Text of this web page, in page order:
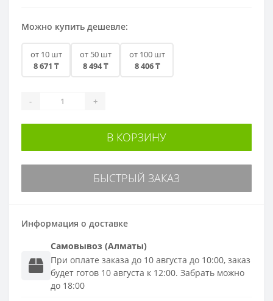
Можно купить дешевле:
от 10 шт
8 671 ₸
от 50 шт
8 494 ₸
от 100 шт
8 406 ₸
- +
В КОРЗИНУ
БЫСТРЫЙ ЗАКАЗ
Информация о доставке
Самовывоз (Алматы)
При оплате заказа до 10 августа до 10:00, заказ
будет готов 10 августа к 12:00. Забрать можно
до 18:00